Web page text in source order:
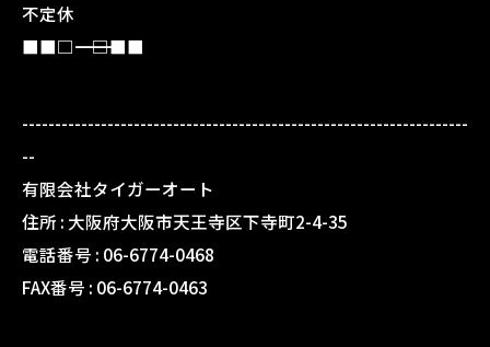
不定休
■■□―――――――――――――――――――□■■
--------------------------------------------------------------------
--
有限会社タイガーオート
住所 : 大阪府大阪市天王寺区下寺町2-4-35
電話番号 : 06-6774-0468
FAX番号 : 06-6774-0463